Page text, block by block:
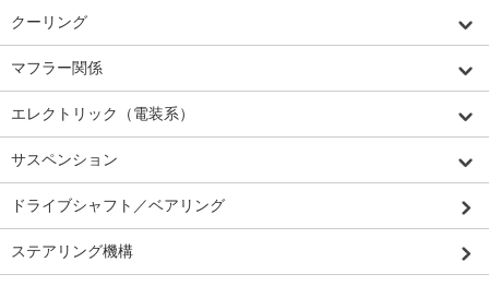
クーリング
マフラー関係
エレクトリック（電装系）
サスペンション
ドライブシャフト／ベアリング
ステアリング機構